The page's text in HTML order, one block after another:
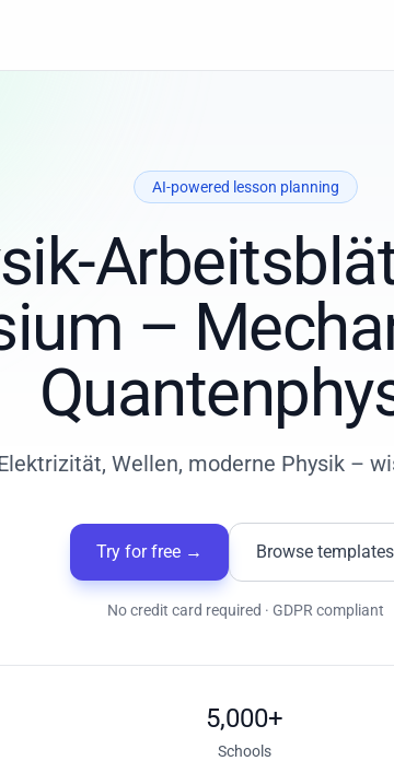
AI-powered lesson planning
–
Wellen, moderne Physik –
Try for free→ Browse templates
No credit card required · GDPR compliant
5,000+
Schools